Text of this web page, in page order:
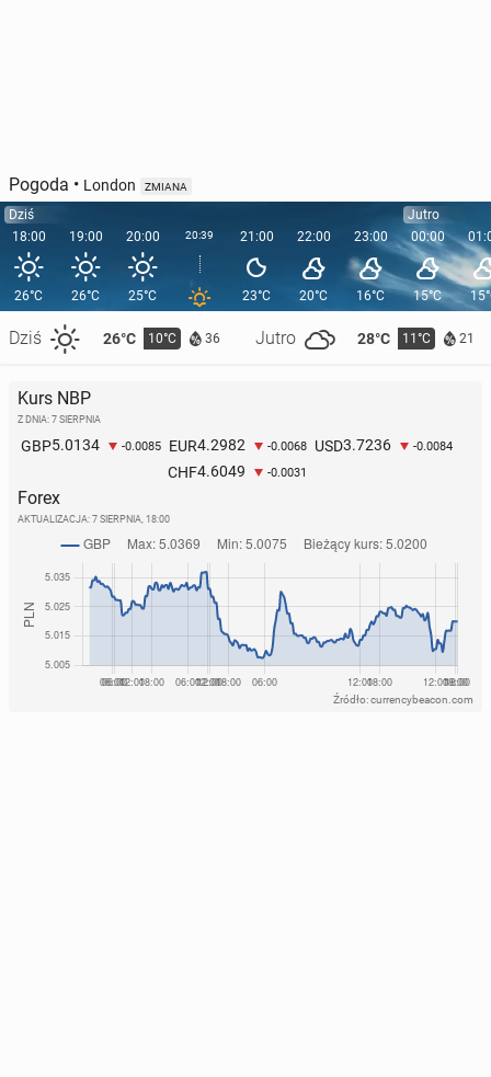
Pogoda • London ZMIANA
Dziś
18:00
26°C
Dziś 26°C 10°C 36 Jutro 28°C 11°C 21
19:00
26°C
20:00
25°C
20:39 21:00
23°C
22:00
20°C
23:00
16°C
Jutro
00:00
15°C
Kurs NBP
Z DNIA: 7 SIERPNIA
GBP5.0134 -0.0085 EUR4.2982 -0.0068 USD3.7236 -0.0084
CHF4.6049 -0.0031
Forex
AKTUALIZACJA: 7 SIERPNIA, 18:00
Źródło: currencybeacon.com